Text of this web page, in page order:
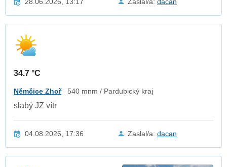
28.06.2026, 13:17 Zaslal/a: dacan
34.7 °C
Němčice Zhoř 540 mnm / Pardubický kraj
slabý JZ vítr
04.08.2026, 17:36 Zaslal/a: dacan